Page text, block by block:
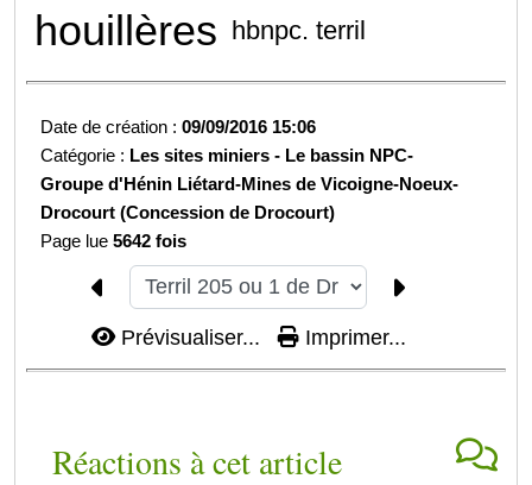
houillères hbnpc. terril
Date de création :09/09/2016 15:06
Catégorie : Les sites miniers - Le bassin NPC-
Groupe d'Hénin Liétard-Mines de Vicoigne-Noeux-
Drocourt (Concession de Drocourt)
Page lue5642 fois
Prévisualiser... Imprimer...
Réactions à cet article